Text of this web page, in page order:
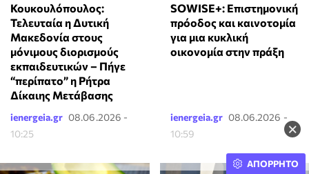
×
Κουκουλόπουλος:
Τελευταία η Δυτική
Μακεδονία στους
μόνιμους διορισμούς
εκπαιδευτικών – Πήγε
“περίπατο” η Ρήτρα
Δίκαιης Μετάβασης
ienergeia.gr 08.06.2026 -
10:25
SOWISE+: Επιστημονική
πρόοδος και καινοτομία
για μια κυκλική
οικονομία στην πράξη
ienergeia.gr 08.06.2026 -
10:59
ΑΠΟΡΡΗΤΟ